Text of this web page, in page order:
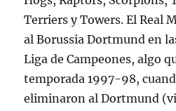
Terriers y Towers. El Real
al Borussia Dortmund en
Liga de Campeones, algo
temporada 1997-98,
eliminaron al Dortmund